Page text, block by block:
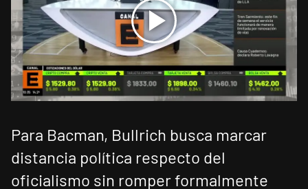
Para Bacman, Bullrich busca marcar
distancia política respecto del
oficialismo sin romper formalmente